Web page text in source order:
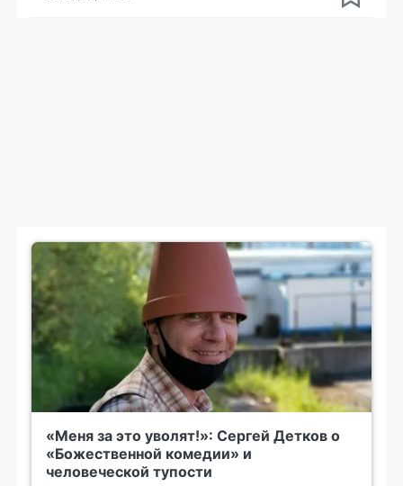
«Меня за это уволят!»: Сергей Детков о
«Божественной комедии» и
человеческой тупости